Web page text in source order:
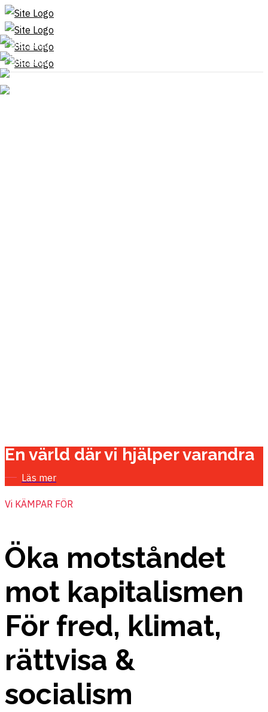
En värld där vi hjälper varandra
Läs mer
Vi KÄMPAR FÖR
Öka motståndet
mot kapitalismen
För fred, klimat,
rättvisa &
socialism